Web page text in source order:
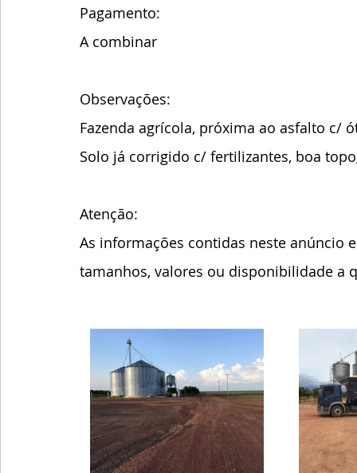
Pagamento:
A combinar
Observações:
Fazenda agrícola, próxima ao asfalto c/
Solo já corrigido c/ fertilizantes, boa
Atenção:
As informações contidas neste anúncio
tamanhos, valores ou disponibilidade a